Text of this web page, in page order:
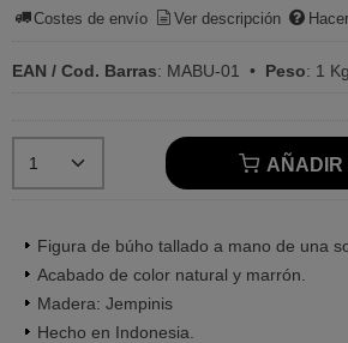
Costes de envío Ver descripción
EAN / Cod. Barras: MABU-01 • Peso: 1 Kg
AÑADIR
Figura de búho tallado a mano de una
Acabado de color natural y marrón.
Madera: Jempinis
Hecho en Indonesia.